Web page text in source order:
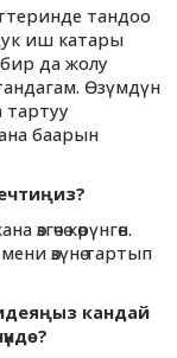
тандоо
иш катары
да жолу
Өзүмдүн
баарын
көрүнгөн.
өзүнө тартып
кандай